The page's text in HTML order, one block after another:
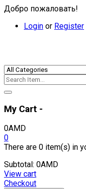
Добро пожаловать!
Login or Register
My Cart -
0AMD
0
There are 0 item(s) in
Subtotal: 0AMD
View cart
Checkout